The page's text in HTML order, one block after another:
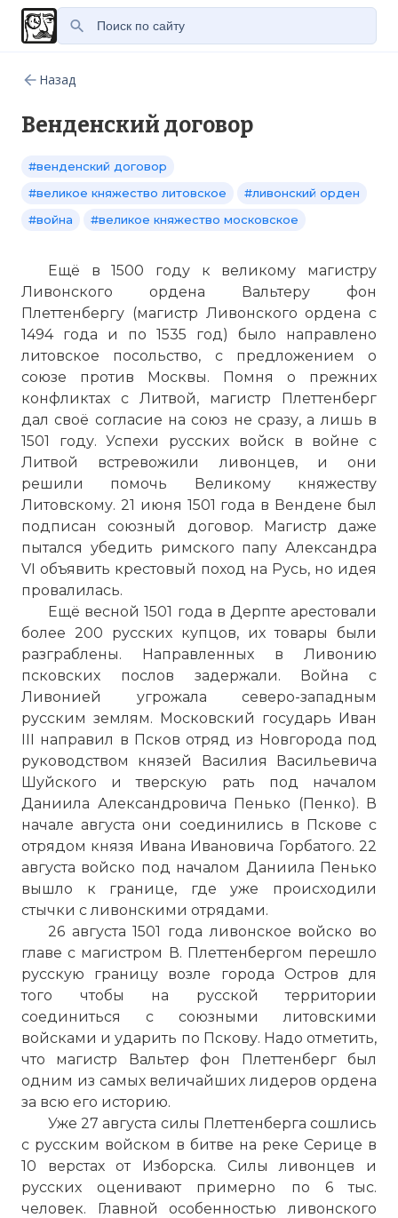
Назад
Венденский договор
#венденский договор
#великое княжество литовское
#ливонский орден
#война
#великое княжество московское
Ещё в 1500 году к великому магистру
Ливонского ордена Вальтеру фон
Плеттенбергу (магистр Ливонского ордена с
1494 года и по 1535 год) было направлено
литовское посольство, с предложением о
союзе против Москвы. Помня о прежних
конфликтах с Литвой, магистр Плеттенберг
дал своё согласие на союз не сразу, а лишь в
1501 году. Успехи русских войск в войне с
Литвой встревожили ливонцев, и они
решили помочь Великому княжеству
Литовскому. 21 июня 1501 года в Вендене был
подписан союзный договор. Магистр даже
пытался убедить римского папу Александра
VI объявить крестовый поход на Русь, но идея
провалилась.
Ещё весной 1501 года в Дерпте арестовали
более 200 русских купцов, их товары были
разграблены. Направленных в Ливонию
псковских послов задержали. Война с
Ливонией угрожала северо-западным
русским землям. Московский государь Иван
III направил в Псков отряд из Новгорода под
руководством князей Василия Васильевича
Шуйского и тверскую рать под началом
Даниила Александровича Пенько (Пенко). В
начале августа они соединились в Пскове с
отрядом князя Ивана Ивановича Горбатого. 22
августа войско под началом Даниила Пенько
вышло к границе, где уже происходили
стычки с ливонскими отрядами.
26 августа 1501 года ливонское войско во
главе с магистром В. Плеттенбергом перешло
русскую границу возле города Остров для
того чтобы на русской территории
соединиться с союзными литовскими
войсками и ударить по Пскову. Надо отметить,
что магистр Вальтер фон Плеттенберг был
одним из самых величайших лидеров ордена
за всю его историю.
Уже 27 августа силы Плеттенберга сошлись
с русским войском в битве на реке Серице в
10 верстах от Изборска. Силы ливонцев и
русских оценивают примерно по 6 тыс.
человек. Главной особенностью ливонского